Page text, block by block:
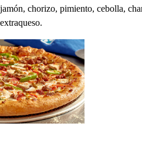
jamón, chorizo, pimiento, cebolla,
extraqueso.